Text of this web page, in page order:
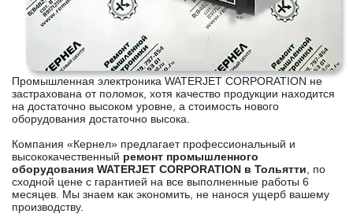
Промышленная электроника WATERJET CORPORATION не
застрахована от поломок, хотя качество продукции находится
на достаточно высоком уровне, а стоимость нового
оборудования достаточно высока.
Компания «Кернел» предлагает профессиональный и
высококачественный ремонт промышленного
оборудования WATERJET CORPORATION в Тольятти , по
сходной цене с гарантией на все выполненные работы 6
месяцев. Мы знаем как экономить, не нанося ущерб вашему
производству.